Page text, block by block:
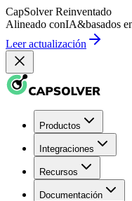
CapSolver Reinventado
Alineado conIA&basados
Leer actualización
Productos
Integraciones
Recursos
Documentación